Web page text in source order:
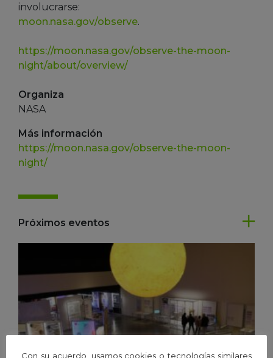
involucrarse:
moon.nasa.gov/observe.
https://moon.nasa.gov/observe-the-moon-
night/about/overview/
Organiza
NASA
Más información
https://moon.nasa.gov/observe-the-moon-
night/
Próximos eventos
Con su acuerdo, usamos cookies o tecnologías similares